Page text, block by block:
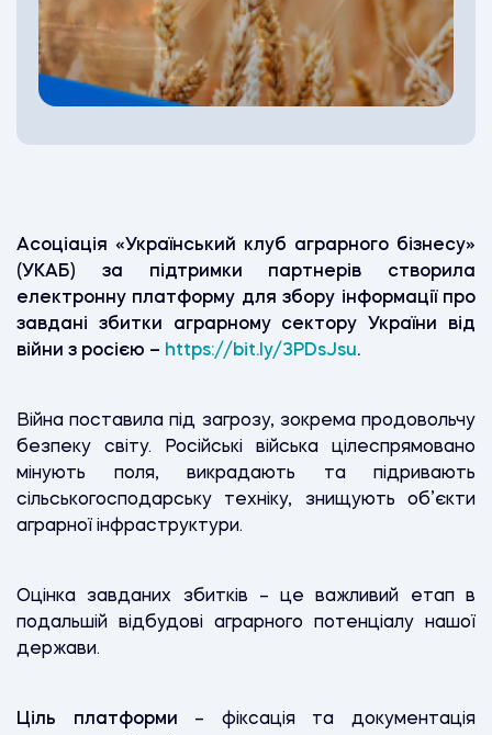
Асоціація «Український клуб аграрного бізнесу»
(УКАБ) за підтримки партнерів створила
електронну платформу для збору інформації про
завдані збитки аграрному сектору України від
війни з росією – https://bit.ly/3PDsJsu.
Війна поставила під загрозу, зокрема продовольчу
безпеку світу. Російські війська цілеспрямовано
мінують поля, викрадають та підривають
сільськогосподарську техніку, знищують об’єкти
аграрної інфраструктури.
Оцінка завданих збитків – це важливий етап в
подальшій відбудові аграрного потенціалу нашої
держави.
Ціль платформи – фіксація та документація